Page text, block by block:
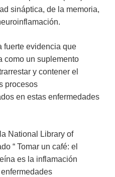
sináptica, de la memoria,
fuerte evidencia que
como un suplemento
y contener el
procesos
en estas enfermedades
National Library of
“ Tomar un café: el
es la inflamación